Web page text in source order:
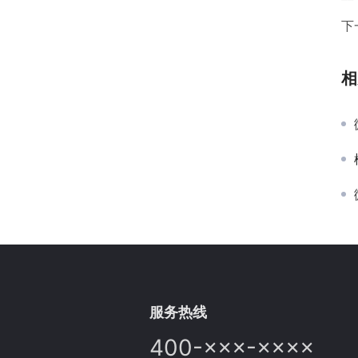
下
服务热线
400-×××-××××